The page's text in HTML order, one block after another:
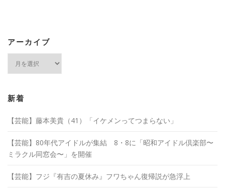
アーカイブ
ブ
新着
【芸能】藤本美貴（41）「イケメンってつまらない」
【芸能】80年代アイドルが集結 8・8に「昭和アイドル倶楽部〜
ミラクル同窓会〜」を開催
【芸能】フジ『有吉の夏休み』フワちゃん復帰説が急浮上